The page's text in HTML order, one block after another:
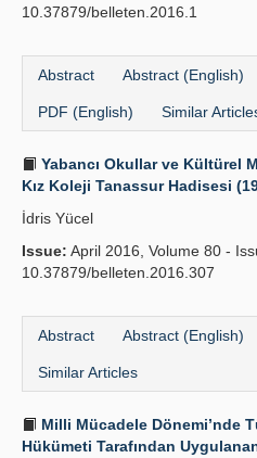
10.37879/belleten.2016.1
Abstract Abstract (English)
PDF (English) Similar
Yabancı Okullar ve Kültürel
Kız Koleji Tanassur Hadisesi
İdris Yücel
Issue: April 2016, Volume 80 -
10.37879/belleten.2016.307
Abstract Abstract (English)
Similar Articles
Milli Mücadele Dönemi’nde
Hükümeti Tarafından